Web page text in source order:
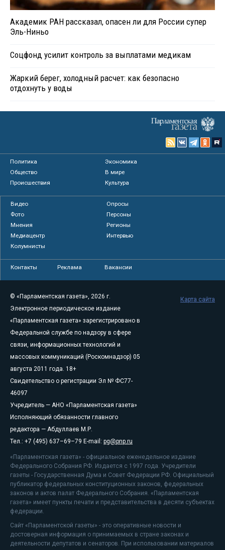
Академик РАН рассказал, опасен ли для России супер
Эль-Ниньо
Соцфонд усилит контроль за выплатами медикам
Жаркий берег, холодный расчет: как безопасно
отдохнуть у воды
Политика
Экономика
Общество
В мире
Происшествия
Культура
Видео
Опросы
Фото
Персоны
Мнения
Регионы
Медиацентр
Интервью
Колумнисты
Контакты Реклама Вакансии
© «Парламентская газета», 2026 г.
Электронное периодическое издание
«Парламентская газета» зарегистрировано в
Федеральной службе по надзору в сфере
связи, информационных технологий и
массовых коммуникаций (Роскомнадзор) 05
августа 2011 года. 18+
Свидетельство о регистрации Эл № ФС77-
46097
Учредитель — АНО «Парламентская газета»
Исполняющий обязанности главного
редактора — Абдуллаев М.Р.
Тел.: +7 (495) 637–69–79 E-mail: pg@pnp.ru
«Парламентская газета» - официальное еженедельное издание
Федерального Собрания РФ. Издается с 1997 года. Учредители
газеты - Государственная Дума и Совет Федерации РФ. Официальный
публикатор федеральных конституционных законов, федеральных
законов и актов палат Федерального Собрания. «Парламентская
газета» имеет пункты печати и представительства в десяти субъектах
федерации.
Сайт «Парламентской газеты» - это оперативные новости и
достоверная информация о принимаемых в стране законах и
деятельности депутатов и сенаторов. При использовании материалов
Карта сайта